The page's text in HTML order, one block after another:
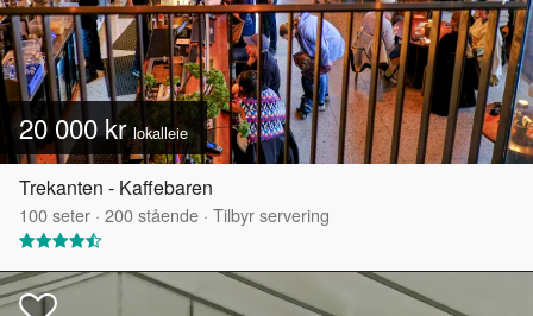
20 000 krlokalleie
Trekanten - Kaffebaren
100seter · 200stående · Tilbyr servering